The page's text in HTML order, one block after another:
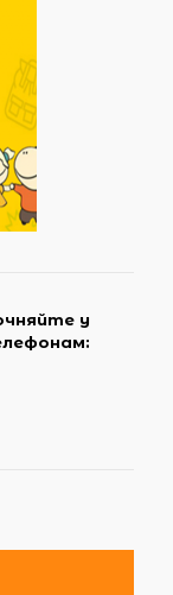
у